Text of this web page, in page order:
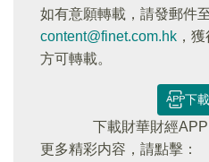
如有意願轉載，請發郵件
content@finet.com.hk ，
方可轉載。
下
下載財華財經
更多精彩内容，請點擊：